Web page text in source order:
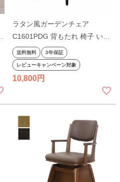
ラタン風ガーデンチェア
C1601PDG 背もたれ 椅子 いす
イス パーソナル スタッキング
おしゃれ ダイニング テラス 庭
屋外 黒 ブラック
送料無料 3年保証
レビューキャンペーン対象
10,800